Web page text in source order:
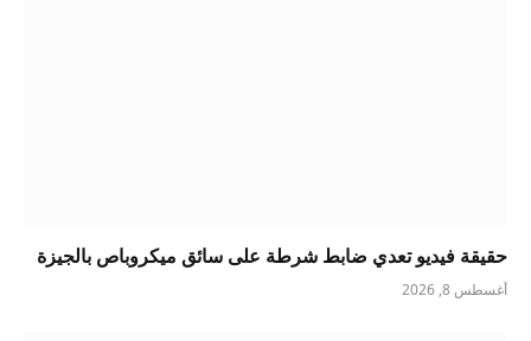
حقيقة فيديو تعدي ضابط شرطة على سائق ميكروباص بالجيزة
أغسطس 8, 2026